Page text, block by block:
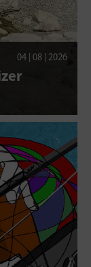
04 | 08 | 2026